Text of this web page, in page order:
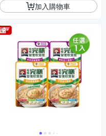
加入購物車